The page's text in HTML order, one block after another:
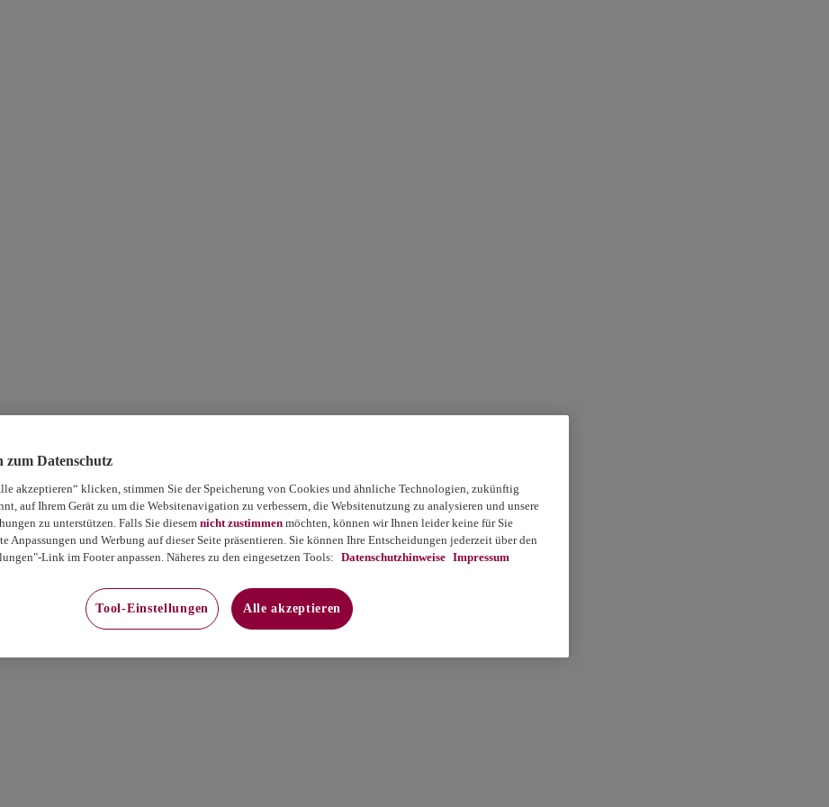
zum Datenschutz
akzeptieren“ klicken, stimmen Sie der Speicherung von Cookies und ähnliche Technologien, zukünftig
auf Ihrem Gerät zu um die Websitenavigation zu verbessern, die Websitenutzung zu analysieren und unsere
zu unterstützen. Falls Sie diesem nicht zustimmen möchten, können wir Ihnen leider keine für Sie
Anpassungen und Werbung auf dieser Seite präsentieren. Sie können Ihre Entscheidungen jederzeit über den
Link im Footer anpassen. Näheres zu den eingesetzen Tools: Datenschutzhinweise Impressum
Tool-Einstellungen Alle akzeptieren